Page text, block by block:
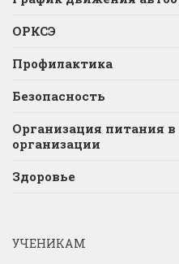
ОРКСЭ
Профилактика
Безопасность
Организация питания в
организации
Здоровье
УЧЕНИКАМ